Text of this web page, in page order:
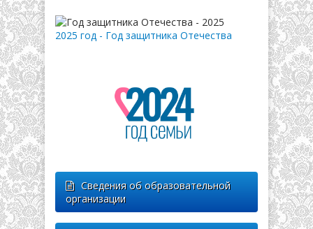
2025 год - Год защитника Отечества
Сведения об образовательной
организации